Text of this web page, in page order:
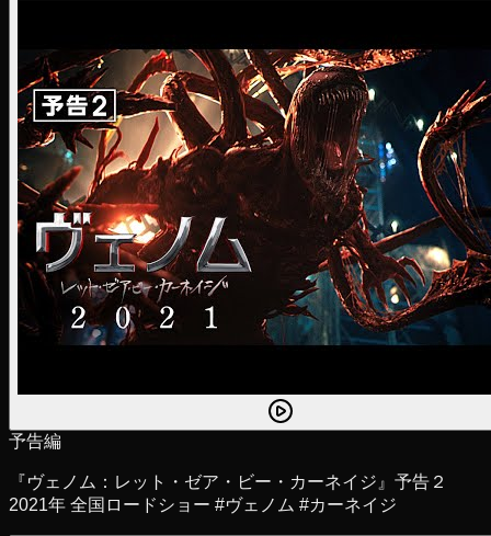
予告編
『ヴェノム：レット・ゼア・ビー・カーネイジ』予告２
2021年 全国ロードショー #ヴェノム #カーネイジ